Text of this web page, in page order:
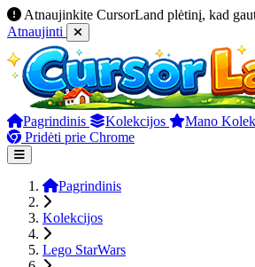
Atnaujinkite CursorLand plėtinį, kad
Atnaujinti
Pagrindinis Kolekcijos Mano
Pridėti prie Chrome
Pagrindinis
Kolekcijos
Lego StarWars